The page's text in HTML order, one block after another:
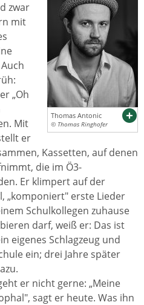
Thomas Antonic
© Thomas Ringhofer
zwar
mit
„Oh
Mit
er
Kassetten, auf denen
die im Ö3-
Er klimpert auf der
„komponiert" erste Lieder
Schulkollegen zuhause
darf, weiß er: Das ist
eigenes Schlagzeug und
ein; drei Jahre später
er nicht gerne: „Meine
sagt er heute. Was ihn